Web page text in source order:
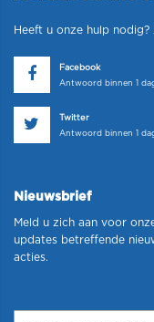
Heeft u onze hulp
Facebook
Antwoord binnen 1
Twitter
Antwoord binnen 1
Nieuwsbrief
Meld u zich aan voor
updates betreffende
acties.